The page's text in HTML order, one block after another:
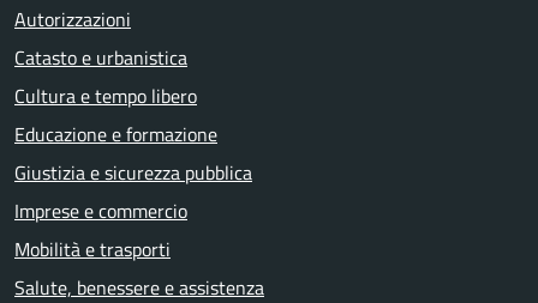
Autorizzazioni
Catasto e urbanistica
Cultura e tempo libero
Educazione e formazione
Giustizia e sicurezza pubblica
Imprese e commercio
Mobilità e trasporti
Salute, benessere e assistenza